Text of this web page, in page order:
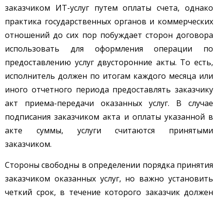
заказчиком ИТ-услуг путем оплаты счета, однако
практика государственных органов и коммерческих
отношений до сих пор побуждает сторон договора
использовать для оформления операции по
предоставлению услуг двусторонние акты. То есть,
исполнитель должен по итогам каждого месяца или
иного отчетного периода предоставлять заказчику
акт приема-передачи оказанных услуг. В случае
подписания заказчиком акта и оплаты указанной в
акте суммы, услуги считаются принятыми
заказчиком.
Стороны свободны в определении порядка принятия
заказчиком оказанных услуг, но важно установить
четкий срок, в течение которого заказчик должен